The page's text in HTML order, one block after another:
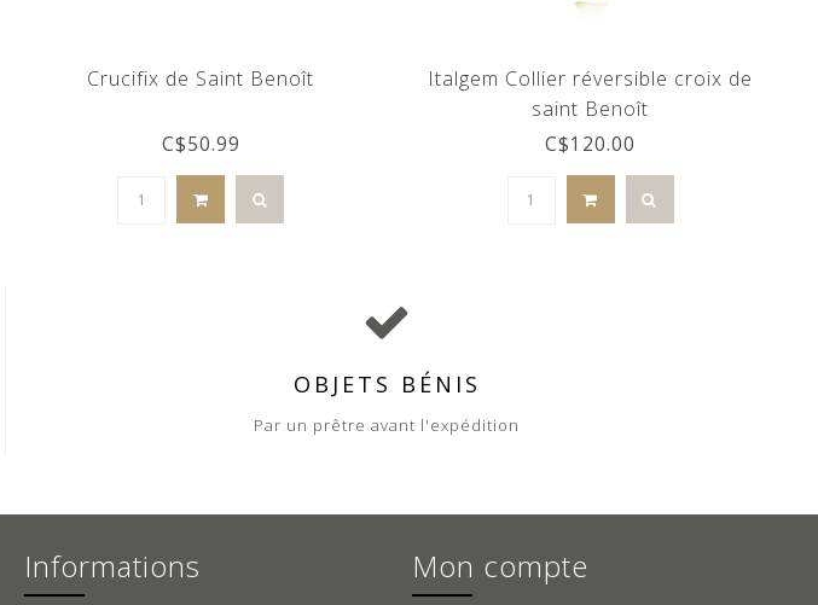
Crucifix de Saint Benoît
C$50.99
Italgem Collier réversible croix de
saint Benoît
C$120.00
OBJETS BÉNIS
Par un prêtre avant l'expédition
Informations Mon compte